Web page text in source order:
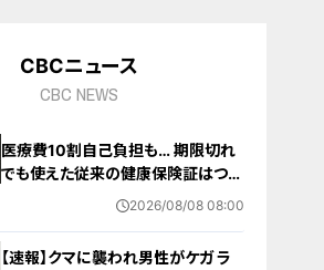
CBCニュース
CBC NEWS
医療費10割自己負担も… 期限切れ
でも使えた従来の健康保険証はつい
に終了 8月以降起こりうるマイナ保
2026/08/08 08:00
【速報】クマに襲われ男性がケガ ラ